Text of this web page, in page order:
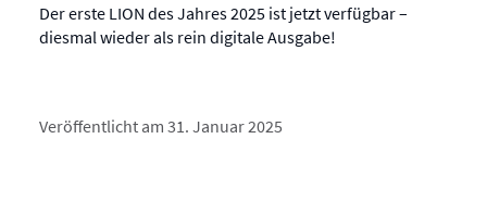
Der erste LION des Jahres 2025 ist jetzt verfügbar –
diesmal wieder als rein digitale Ausgabe!
Veröffentlicht am 31. Januar 2025